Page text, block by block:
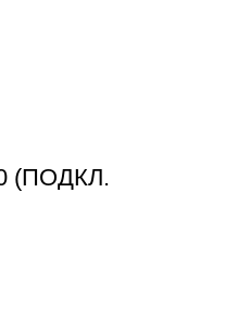
(ПОДКЛ.